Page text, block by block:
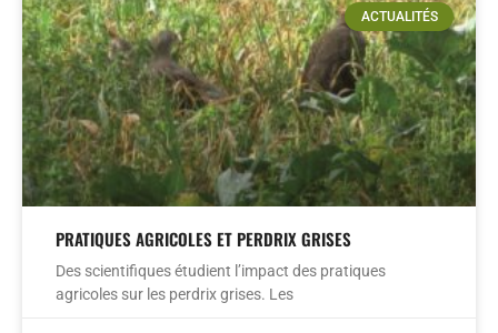
ACTUALITÉS
PRATIQUES AGRICOLES ET PERDRIX GRISES
Des scientifiques étudient l’impact des pratiques
agricoles sur les perdrix grises. Les